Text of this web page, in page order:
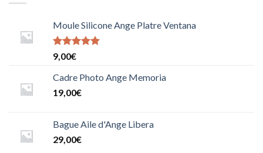
Moule Silicone Ange Platre Ventana
Note
5.0000000000000000
sur 5
9,00€
Cadre Photo Ange Memoria
19,00€
Bague Aile d'Ange Libera
29,00€